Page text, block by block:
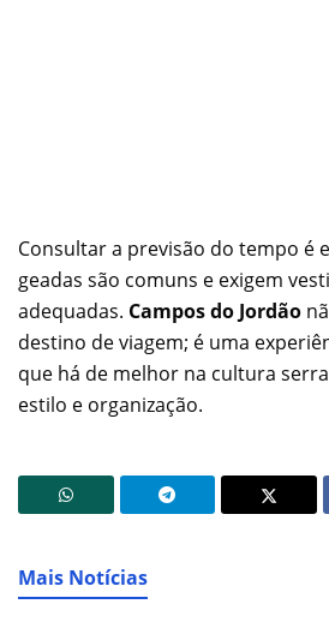
Consultar a previsão do tempo é
geadas são comuns e exigem
adequadas. Campos do Jordão
destino de viagem; é uma
que há de melhor na cultura
estilo e organização.
Mais Notícias